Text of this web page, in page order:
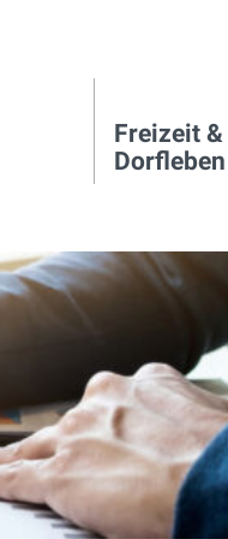
Freizeit &
Dorfleben